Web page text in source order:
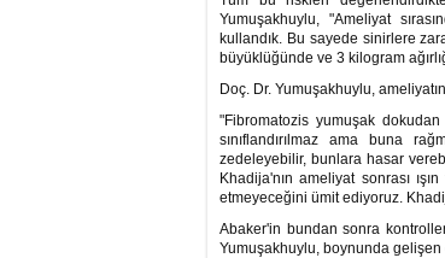
Yumuşakhuylu, "Ameliyat
kullandık. Bu sayede sinirlere
büyüklüğünde ve 3 kilogram
Doç. Dr. Yumuşakhuylu,
"Fibromatozis yumuşak
sınıflandırılmaz ama buna
zedeleyebilir, bunlara hasar
Khadija'nın ameliyat sonrası
etmeyeceğini ümit ediyoruz.
Abaker'in bundan sonra
Yumuşakhuylu, boynunda